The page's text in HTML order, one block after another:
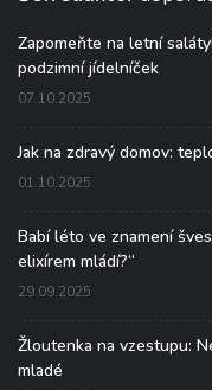
Zapomeňte na letní
podzimní jídelníček
07.10.2025
Jak na zdravý domov:
01.10.2025
Babí léto ve znamení
elixírem mládí?“
29.09.2025
Žloutenka na vzestupu:
mladé